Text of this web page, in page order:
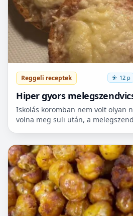
Reggeli receptek 12 p
Hiper gyors
sütőbe
Iskolás koromban nem volt olyan
volna meg suli után, a